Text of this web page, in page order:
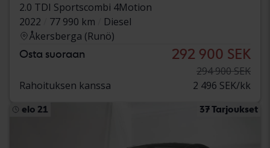
2.0 TDI Sportscombi 4Motion
2022
77 990 km
Diesel
Åkersberga (Runö)
Osta suoraan 292 900 SEK
294 900 SEK
Rahoituksen kanssa
2 496 SEK/kk
elo 21 37 Tarjoukset